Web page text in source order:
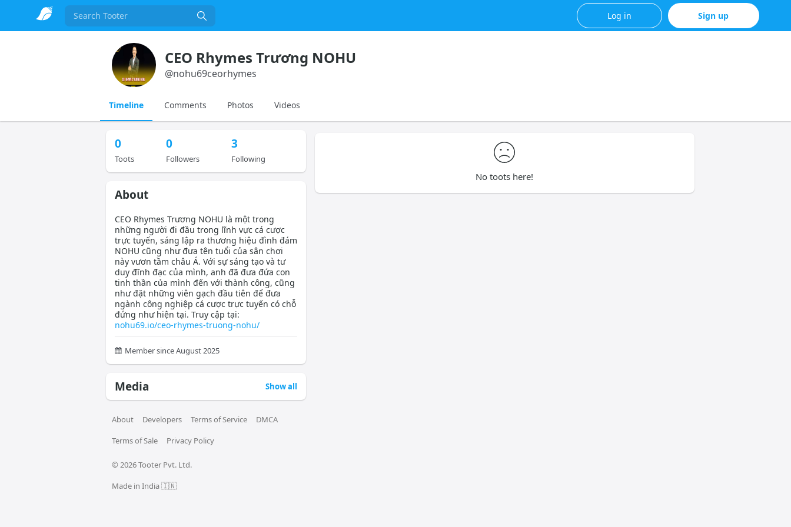
Search Log in Sign up
CEO Rhymes Trương NOHU
@nohu69ceorhymes
Timeline Comments Photos Videos
0
Toots
0
Followers
3
Following
About
CEO Rhymes Trương NOHU là một trong
những người đi đầu trong lĩnh vực cá cược
trực tuyến, sáng lập ra thương hiệu đình đám
NOHU cũng như đưa tên tuổi của sân chơi
này vươn tầm châu Á. Với sự sáng tạo và tư
duy đĩnh đạc của mình, anh đã đưa đứa con
tinh thần của mình đến với thành công, cũng
như đặt những viên gạch đầu tiên để đưa
ngành công nghiệp cá cược trực tuyến có chỗ
đứng như hiện tại. Truy cập tại:
nohu69.io/ceo-rhymes-truong-nohu/
Member since August 2025
Media Show all
About Developers Terms of Service
DMCA
Terms of Sale
Privacy Policy
© 2026 Tooter Pvt. Ltd.
Made in India 🇮🇳
No toots here!